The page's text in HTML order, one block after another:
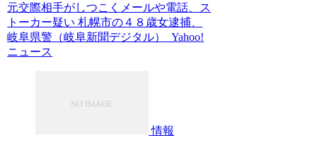
元交際相手がしつこくメールや電話、ス
トーカー疑い 札幌市の４８歳女逮捕、
岐阜県警（岐阜新聞デジタル） Yahoo!
ニュース
情報